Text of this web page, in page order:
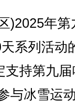
年第
系列活动
支持第九
与冰雪运